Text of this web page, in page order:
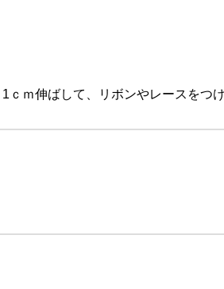
ｃｍ伸ばして、リボンやレースをつけ